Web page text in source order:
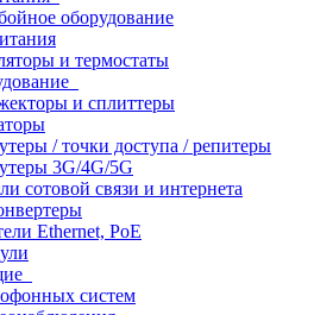
оборудование
и термостаты
и сплиттеры
/ точки доступа / репитеры
3G/4G/5G
сотовой связи и интернета
Ethernet, PoE
систем